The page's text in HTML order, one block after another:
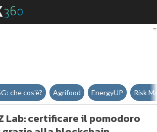
ANICAV ed EZ Lab: certificare
che cos'è? Agrifood EnergyUP Risk
Lab: certificare il pomodoro